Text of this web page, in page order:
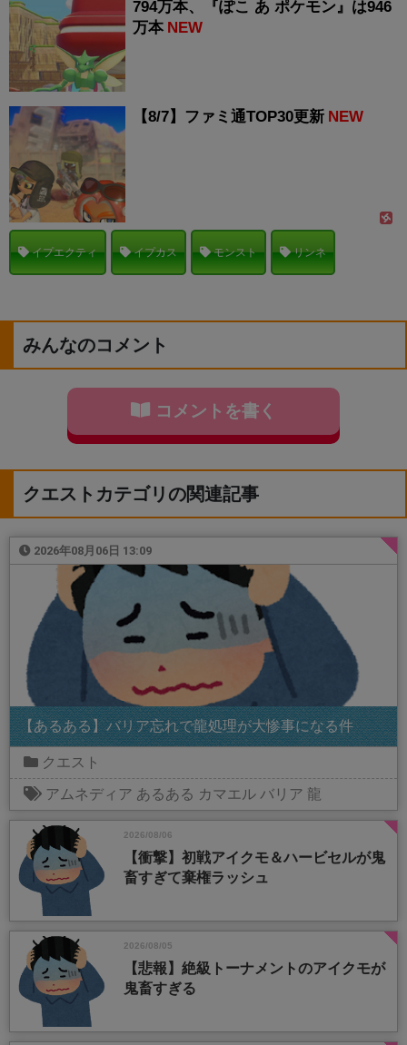
794万本、『ぽこ あ ポケモン』は946
万本 NEW
【8/7】ファミ通TOP30更新 NEW
イプエクティ イプカス モンスト リンネ
みんなのコメント
コメントを書く
クエストカテゴリの関連記事
2026年08月06日 13:09
【あるある】バリア忘れで龍処理が大惨事になる件
クエスト
アムネディア あるある カマエル バリア 龍
2026/08/06
【衝撃】初戦アイクモ＆ハービセルが鬼
畜すぎて棄権ラッシュ
2026/08/05
【悲報】絶級トーナメントのアイクモが
鬼畜すぎる